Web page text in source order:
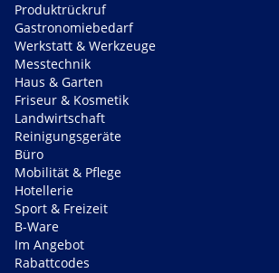
Produktrückruf
Gastronomiebedarf
Werkstatt & Werkzeuge
Messtechnik
Haus & Garten
Friseur & Kosmetik
Landwirtschaft
Reinigungsgeräte
Büro
Mobilität & Pflege
Hotellerie
Sport & Freizeit
B-Ware
Im Angebot
Rabattcodes